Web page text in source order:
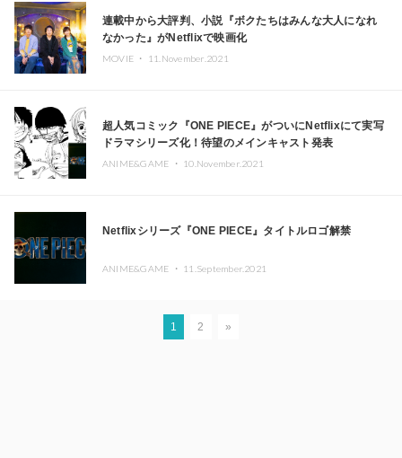
連載中から大評判、小説『ボクたちはみんな大人になれ
なかった』がNetflixで映画化
MOVIE ・ 11.November.2021
超人気コミック『ONE PIECE』がついにNetflixにて実写
ドラマシリーズ化！待望のメインキャスト発表
ANIME&GAME ・ 10.November.2021
Netflixシリーズ『ONE PIECE』タイトルロゴ解禁
ANIME&GAME ・ 11.September.2021
1 2 »